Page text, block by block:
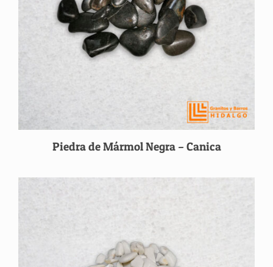
Piedra de Mármol Negra – Canica